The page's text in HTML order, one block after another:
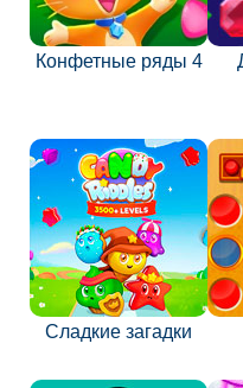
Конфетные ряды 4
Сладкие загадки